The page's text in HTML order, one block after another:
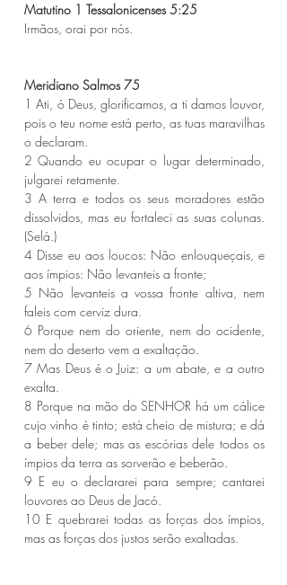
Matutino 1 Tessalonicenses 5:25
Irmãos, orai por nós.
Meridiano Salmos 75
1 Ati, ó Deus, glorificamos, a ti damos louvor,
pois o teu nome está perto, as tuas maravilhas
o declaram.
2 Quando eu ocupar o lugar determinado,
julgarei retamente.
3 A terra e todos os seus moradores estão
dissolvidos, mas eu fortaleci as suas colunas.
(Selá.)
4 Disse eu aos loucos: Não enlouqueçais, e
aos ímpios: Não levanteis a fronte;
5 Não levanteis a vossa fronte altiva, nem
faleis com cerviz dura.
6 Porque nem do oriente, nem do ocidente,
nem do deserto vem a exaltação.
7 Mas Deus é o Juiz: a um abate, e a outro
exalta.
8 Porque na mão do SENHOR há um cálice
cujo vinho é tinto; está cheio de mistura; e dá
a beber dele; mas as escórias dele todos os
ímpios da terra as sorverão e beberão.
9 E eu o declararei para sempre; cantarei
louvores ao Deus de Jacó.
10 E quebrarei todas as forças dos ímpios,
mas as forças dos justos serão exaltadas.